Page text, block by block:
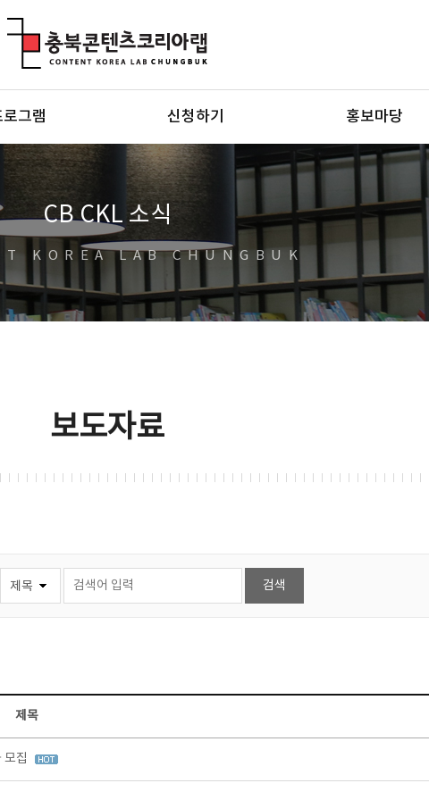
로그램 신청하기 홍보마당
CB CKL 소식
KOREA LAB CHUNGBUK
보도자료
제목
모집